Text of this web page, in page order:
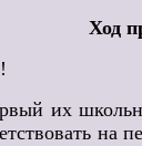
Ход
их
на